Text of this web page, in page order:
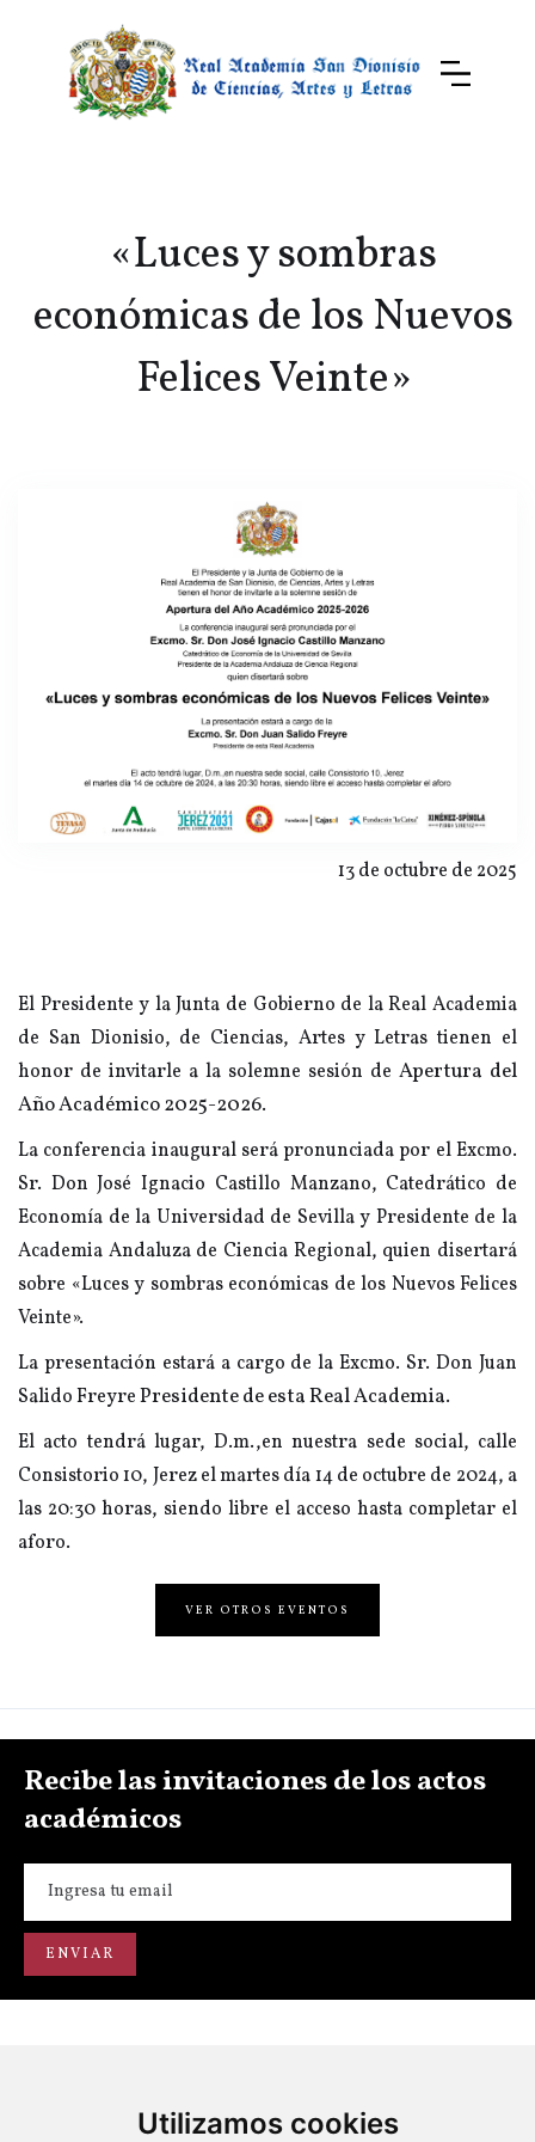
Utilizamos cookies
«Luces y sombras
económicas de los Nuevos
Felices Veinte»
13 de octubre de 2025
El Presidente y la Junta de Gobierno de la Real Academia
de San Dionisio, de Ciencias, Artes y Letras tienen el
honor de invitarle a la solemne sesión de Apertura del
Año Académico 2025-2026.
La conferencia inaugural será pronunciada por el Excmo.
Sr. Don José Ignacio Castillo Manzano, Catedrático de
Economía de la Universidad de Sevilla y Presidente de la
Academia Andaluza de Ciencia Regional, quien disertará
sobre «Luces y sombras económicas de los Nuevos Felices
Veinte».
La presentación estará a cargo de la Excmo. Sr. Don Juan
Salido FreyrePresidente de esta Real Academia.
El acto tendrá lugar, D.m.,en nuestra sede social, calle
Consistorio 10, Jerez el martes día 14 de octubre de 2024, a
las 20:30 horas, siendo libre el acceso hasta completar el
aforo.
VER OTROS EVENTOS
Recibe las invitaciones de los actos
académicos